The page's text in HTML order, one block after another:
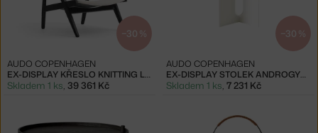
−30 %
EX-DISPLAY KŘESLO KNITTING LOUNGE CHAIR, BARNUM BOUCLÉ
AUDO COPENHAGEN
Skladem 1 ks, 39 361 Kč
−30 %
EX-DISPLAY STOLEK ANDROGYNE SIDE, IVORY
AUDO COPENHAGEN
Skladem 1 ks, 7 231 Kč